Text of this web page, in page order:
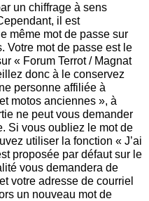
un chiffrage à sens
il est
même mot de passe sur
Votre mot de passe est le
« Forum Terrot / Magnat
donc à le conservez
personne affiliée à
motos anciennes », à
ne peut vous demander
Si vous oubliez le mot de
utiliser la fonction « J’ai
proposée par défaut sur le
vous demandera de
votre adresse de courriel
un nouveau mot de